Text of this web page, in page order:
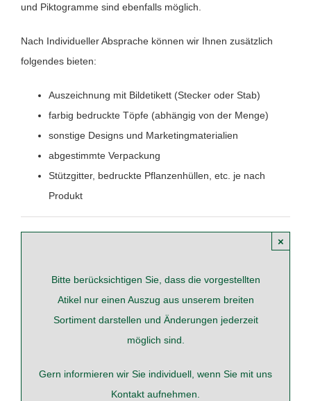
und Piktogramme sind ebenfalls möglich.
Nach Individueller Absprache können wir Ihnen zusätzlich
folgendes bieten:
Auszeichnung mit Bildetikett (Stecker oder Stab)
farbig bedruckte Töpfe (abhängig von der Menge)
sonstige Designs und Marketingmaterialien
abgestimmte Verpackung
Stützgitter, bedruckte Pflanzenhüllen, etc. je nach
Produkt
Bitte berücksichtigen Sie, dass die vorgestellten
Atikel nur einen Auszug aus unserem breiten
Sortiment darstellen und Änderungen jederzeit
möglich sind.
Gern informieren wir Sie individuell, wenn Sie mit uns
Kontakt aufnehmen.
×